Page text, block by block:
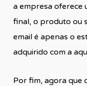
a empresa oferece
final, o produto ou
email é apenas o
adquirido com a
Por fim, agora que